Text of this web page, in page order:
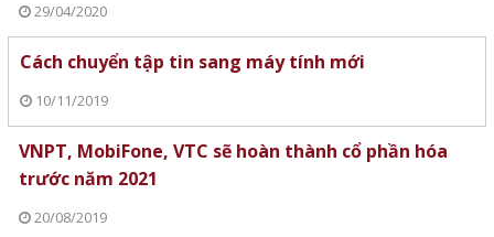
29/04/2020
Cách chuyển tập tin sang máy tính mới
10/11/2019
VNPT, MobiFone, VTC sẽ hoàn thành cổ phần hóa
trước năm 2021
20/08/2019